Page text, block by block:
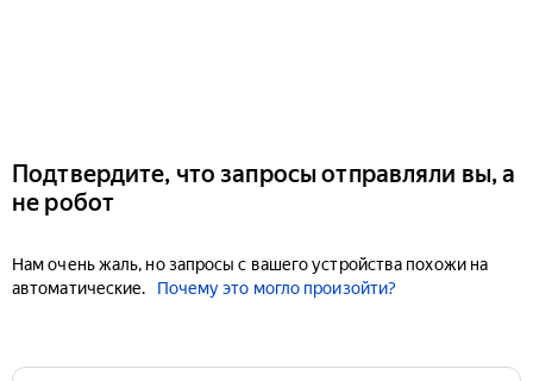
Подтвердите, что запросы отправляли вы, а
не робот
Нам очень жаль, но запросы с вашего устройства похожи на
автоматические.
Почему это могло произойти?